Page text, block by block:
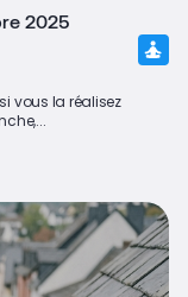
2025
vous la réalisez